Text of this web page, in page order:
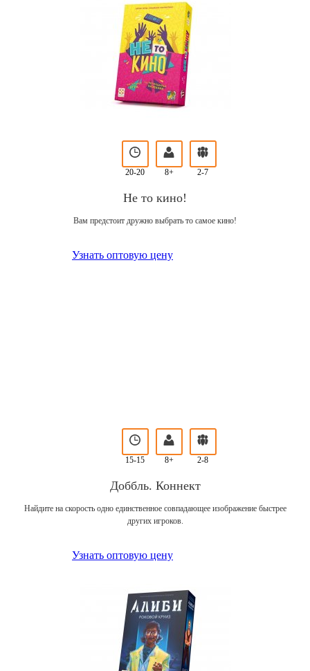
20-20 8+ 2-7
Не то кино!
Вам предстоит дружно выбрать то самое кино!
Узнать оптовую цену
15-15 8+ 2-8
Доббль. Коннект
Найдите на скорость одно единственное совпадающее изображение быстрее
других игроков.
Узнать оптовую цену